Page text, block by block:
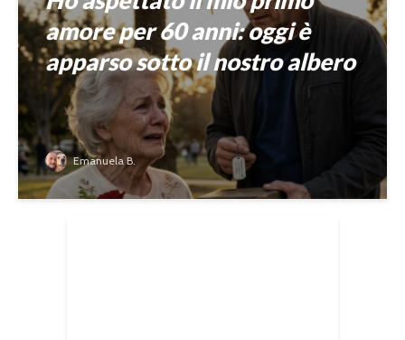
amore per 60 anni: oggi è
apparso sotto il nostro albero
Emanuela B.